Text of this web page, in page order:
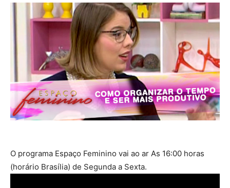
O programa Espaço Feminino vai ao ar As 16:00 horas
(horário Brasília) de Segunda a Sexta.